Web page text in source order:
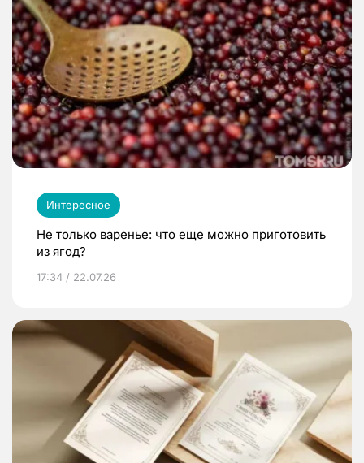
Интересное
Не только варенье: что еще можно приготовить
из ягод?
17:34 / 22.07.26